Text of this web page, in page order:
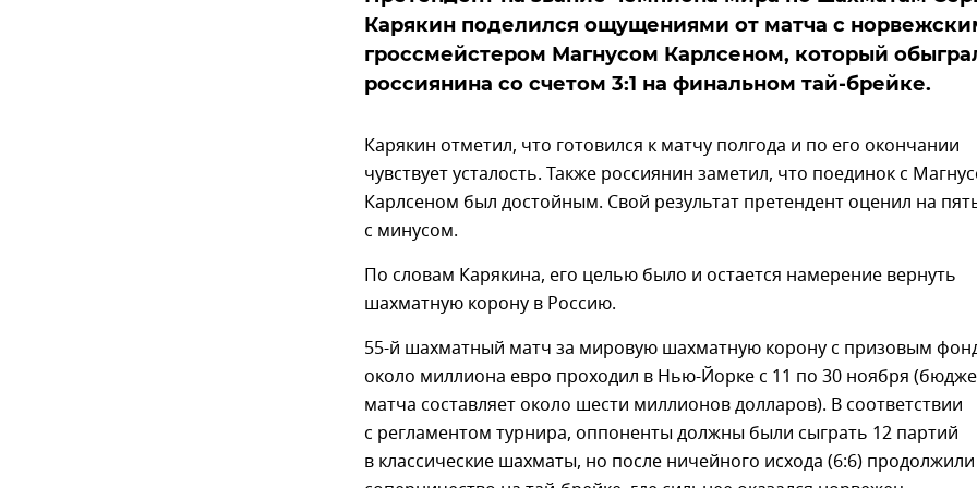
Карякин поделился ощущениями от матча с
гроссмейстером Магнусом Карлсеном, который
россиянина со счетом 3:1 на финальном тай-брейке.
Карякин отметил, что готовился к матчу полгода и по его окончании
чувствует усталость. Также россиянин заметил, что поединок с
Карлсеном был достойным. Свой результат претендент оценил на
с минусом.
По словам Карякина, его целью было и остается намерение вернуть
шахматную корону в Россию.
55-й шахматный матч за мировую шахматную корону с призовым
около миллиона евро проходил в Нью-Йорке с 11 по 30 ноября
матча составляет около шести миллионов долларов). В соответствии
с регламентом турнира, оппоненты должны были сыграть 12 партий
в классические шахматы, но после ничейного исхода (6:6) продолжили